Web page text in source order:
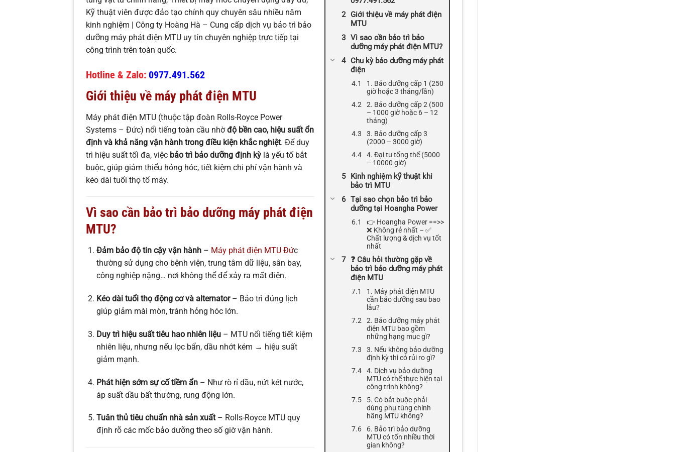
Giới thiệu về máy phát điện
MTU
Vì sao cần bảo trì bảo
dưỡng máy phát điện MTU?
Chu kỳ bảo dưỡng máy phát
điện
1. Bảo dưỡng cấp 1 (250
giờ hoặc 3 tháng/lần)
2. Bảo dưỡng cấp 2 (500
– 1000 giờ hoặc 6 – 12
tháng)
3. Bảo dưỡng cấp 3
(2000 – 3000 giờ)
4. Đại tu tổng thể (5000
– 10000 giờ)
Kinh nghiệm kỹ thuật khi
bảo trì MTU
Tại sao chọn bảo trì bảo
dưỡng tại Hoangha Power
👉 Hoangha Power ==>>
❌ Không rẻ nhất – ✅
Chất lượng & dịch vụ tốt
nhất
❓ Câu hỏi thường gặp về
bảo trì bảo dưỡng máy phát
điện MTU
1. Máy phát điện MTU
cần bảo dưỡng sau bao
lâu?
2. Bảo dưỡng máy phát
điện MTU bao gồm
những hạng mục gì?
3. Nếu không bảo dưỡng
định kỳ thì có rủi ro gì?
4. Dịch vụ bảo dưỡng
MTU có thể thực hiện tại
công trình không?
5. Có bắt buộc phải
dùng phụ tùng chính
hãng MTU không?
6. Bảo trì bảo dưỡng
MTU có tốn nhiều thời
gian không?
Kỹ thuật viên được đảo tạo chính quy chuyên sâu nhiều năm
kinh nghiệm | Công ty Hoàng Hà – Cung cấp dịch vụ bảo trì bảo
dưỡng máy phát điện MTU uy tín chuyên nghiệp trực tiếp tại
công trình trên toàn quốc.
Hotline & Zalo: 0977.491.562
Giới thiệu về máy phát điện MTU
Máy phát điện MTU (thuộc tập đoàn Rolls-Royce Power
Systems – Đức) nổi tiếng toàn cầu nhờđộ bền cao, hiệu suất ổn
định và khả năng vận hành trong điều kiện khắc nghiệt. Để duy
trì hiệu suất tối đa, việc bảo trì bảo dưỡng định kỳ là yếu tố bắt
buộc, giúp giảm thiểu hỏng hóc, tiết kiệm chi phí vận hành và
kéo dài tuổi thọ tổ máy.
Vì sao cần bảo trì bảo dưỡng máy phát điện
MTU?
Đảm bảo độ tin cậy vận hành– Máy phát điện MTU Đức
thường sử dụng cho bệnh viện, trung tâm dữ liệu, sân bay,
công nghiệp nặng… nơi không thể để xảy ra mất điện.
Kéo dài tuổi thọ động cơ và alternator– Bảo trì đúng lịch
giúp giảm mài mòn, tránh hỏng hóc lớn.
Duy trì hiệu suất tiêu hao nhiên liệu– MTU nổi tiếng tiết kiệm
nhiên liệu, nhưng nếu lọc bẩn, dầu nhớt kém → hiệu suất
giảm mạnh.
Phát hiện sớm sự cố tiềm ẩn– Như rò rỉ dầu, nứt két nước,
áp suất dầu bất thường, rung động lớn.
Tuân thủ tiêu chuẩn nhà sản xuất– Rolls-Royce MTU quy
định rõ các mốc bảo dưỡng theo số giờ vận hành.